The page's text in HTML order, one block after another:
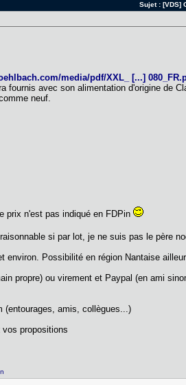
Sujet :[VDS]
media/pdf/XXL_ [...]
fournis avec son alimentation d'origine de
neuf.
prix n'est pas indiqué en FDPin
si par lot, je ne suis pas le père
environ. Possibilité en région Nantaise
propre) ou virement et Paypal (en ami
(entourages, amis, collègues...)
vos propositions